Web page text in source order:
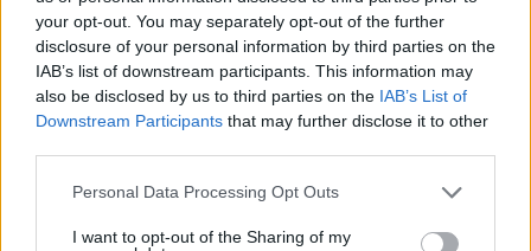
your opt-out. You may separately opt-out of the further
disclosure of your personal information by third parties on the
IAB’s list of downstream participants. This information may
also be disclosed by us to third parties on the IAB’s List of
Downstream Participants that may further disclose it to other
Please note that this website/app uses one or more Google
not limited to your visit or usage behaviour. You may click to
Personal Data Processing Opt Outs
I want to opt-out of the Sharing of my
οικογένειας
Η Μαρίνα Βερνίκου έπιασε λαγοκέφαλο: Δεν υπάρχει
κανένας λόγος να φοβόμαστε ή να αποφεύγουμε τη
θάλασσα, λέει
πριν 19 λεπτά
Πώς θα καταλάβετε αν ασκείτε παθητική επιθετικότητα